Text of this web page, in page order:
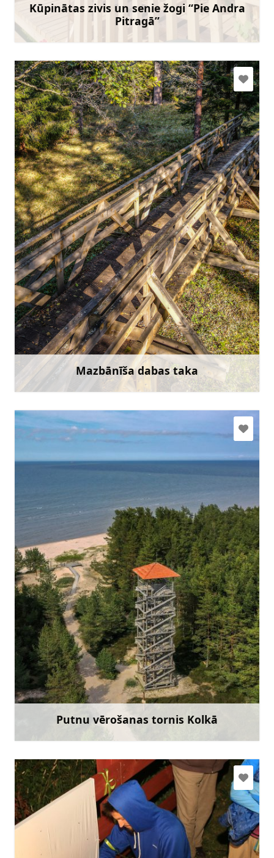
Kūpinātas zivis un senie žogi “Pie Andra
Pitragā”
Uzzināt vairāk
Mazbānīša dabas taka
slitere@daba.gov.lv
+371 67800389
Doties
Uzzināt vairāk
Putnu vērošanas tornis Kolkā
slitere@daba.gov.lv
+371 67800389
Doties